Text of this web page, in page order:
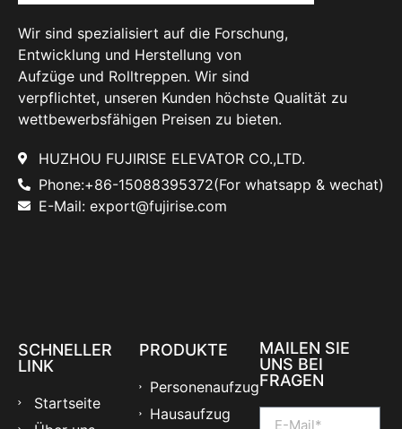
Wir sind spezialisiert auf die Forschung,
Entwicklung und Herstellung von
Aufzüge und Rolltreppen. Wir sind
verpflichtet, unseren Kunden höchste Qualität zu
wettbewerbsfähigen Preisen zu bieten.
HUZHOU FUJIRISE ELEVATOR CO.,LTD.
Phone:+86-15088395372(For whatsapp & wechat)
E-Mail: export@fujirise.com
SCHNELLER
LINK
Startseite
PRODUKTE
Personenaufzug
Hausaufzug
MAILEN SIE
UNS BEI
FRAGEN